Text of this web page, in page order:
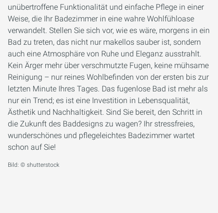
unübertroffene Funktionalität und einfache Pflege in einer
Weise, die Ihr Badezimmer in eine wahre Wohlfühloase
verwandelt. Stellen Sie sich vor, wie es wäre, morgens in ein
Bad zu treten, das nicht nur makellos sauber ist, sondern
auch eine Atmosphäre von Ruhe und Eleganz ausstrahlt.
Kein Ärger mehr über verschmutzte Fugen, keine mühsame
Reinigung – nur reines Wohlbefinden von der ersten bis zur
letzten Minute Ihres Tages. Das fugenlose Bad ist mehr als
nur ein Trend; es ist eine Investition in Lebensqualität,
Ästhetik und Nachhaltigkeit. Sind Sie bereit, den Schritt in
die Zukunft des Baddesigns zu wagen? Ihr stressfreies,
wunderschönes und pflegeleichtes Badezimmer wartet
schon auf Sie!
Bild: © shutterstock